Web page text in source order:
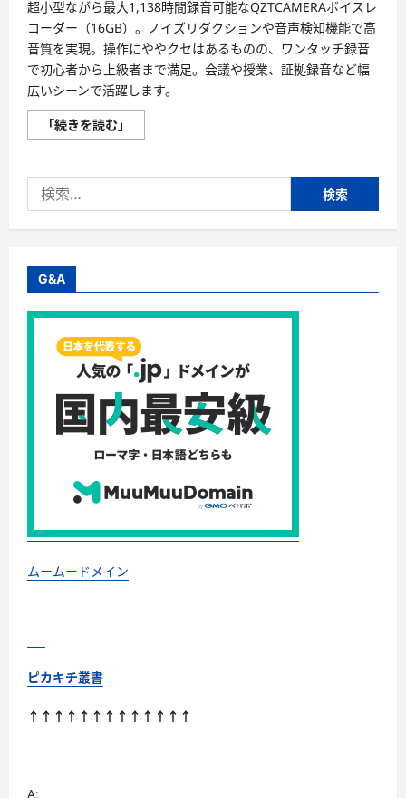
超小型ながら最大1,138時間録音可能なQZTCAMERAボイスレ
コーダー（16GB）。ノイズリダクションや音声検知機能で高
音質を実現。操作にややクセはあるものの、ワンタッチ録音
で初心者から上級者まで満足。会議や授業、証拠録音など幅
広いシーンで活躍します。
「続きを読む」
16GB
ミ
｜
小
ー
ー
実
力
を
徹
解
説！
に
つ
い
て
ら
に
む
索:
G&A
ムームードメイン
ピカキチ叢書
↑↑↑↑↑↑↑↑↑↑↑↑↑
A: